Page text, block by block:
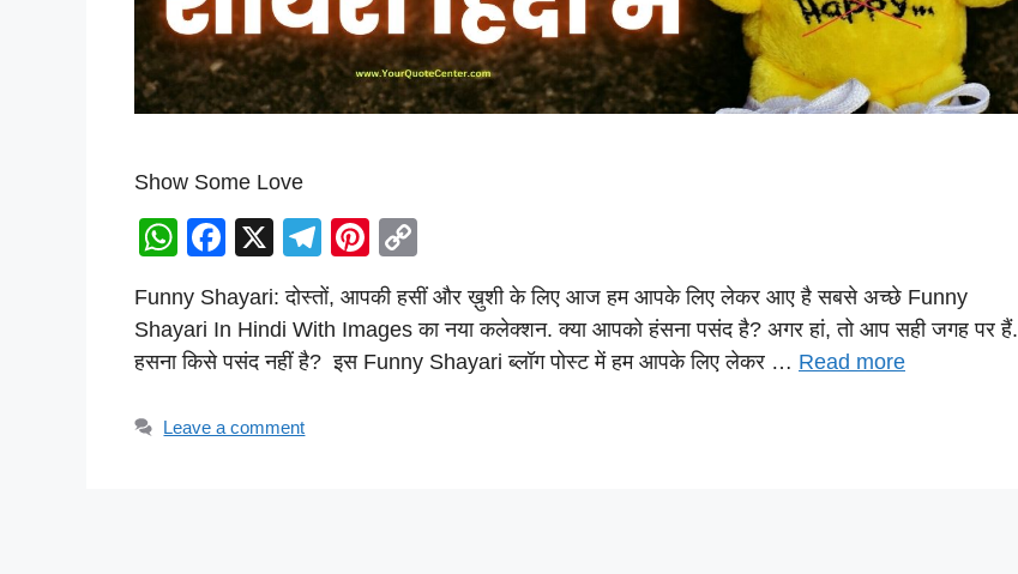
Show Some Love
W
at
s
p
F
c
e
o
X
T
el
e
gr
Pi
nt
er
e
o
p
y
Funny Shayari: दोस्तों, आपकी हसीं और ख़ुशी के लिए आज हम आपके लिए लेकर आए है सबसे अच्छे Funny
Shayari In Hindi With Images का नया कलेक्शन. क्या आपको हंसना पसंद है? अगर हां, तो आप सही जगह पर हैं.
हसना किसे पसंद नहीं है? इस Funny Shayari ब्लॉग पोस्ट में हम आपके लिए लेकर … Read more
Leave a comment